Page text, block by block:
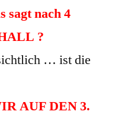
nach 4
?
… ist die
AUF DEN 3.